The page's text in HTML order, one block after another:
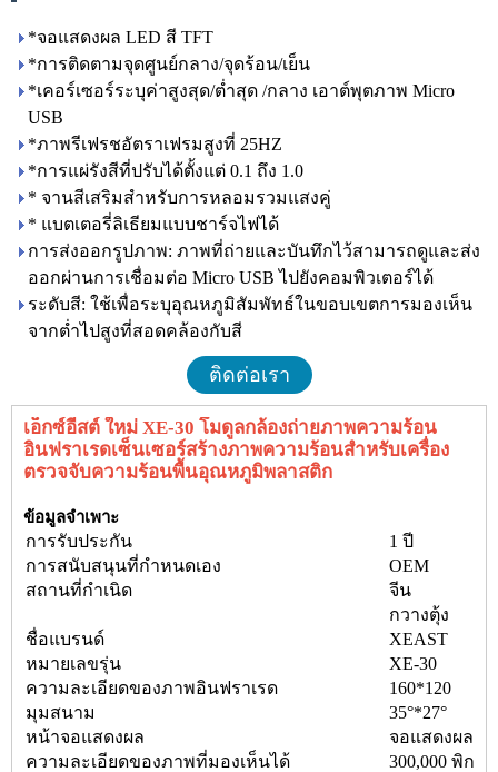
*จอแสดงผล LED สี TFT
*การติดตามจุดศูนย์กลาง/จุดร้อน/เย็น
*เคอร์เซอร์ระบุค่าสูงสุด/ต่ำสุด /กลาง เอาต์พุตภาพ Micro
USB
*ภาพรีเฟรชอัตราเฟรมสูงที่ 25HZ
*การแผ่รังสีที่ปรับได้ตั้งแต่ 0.1 ถึง 1.0
* จานสีเสริมสำหรับการหลอมรวมแสงคู่
* แบตเตอรี่ลิเธียมแบบชาร์จไฟได้
การส่งออกรูปภาพ: ภาพที่ถ่ายและบันทึกไว้สามารถดูและส่ง
ออกผ่านการเชื่อมต่อ Micro USB ไปยังคอมพิวเตอร์ได้
ระดับสี: ใช้เพื่อระบุอุณหภูมิสัมพัทธ์ในขอบเขตการมองเห็น
จากต่ำไปสูงที่สอดคล้องกับสี
ติดต่อเรา
เอ็กซ์อีสต์ ใหม่ XE-30 โมดูลกล้องถ่ายภาพความร้อน
อินฟราเรดเซ็นเซอร์สร้างภาพความร้อนสำหรับเครื่อง
ตรวจจับความร้อนพื้นอุณหภูมิพลาสติก
ข้อมูลจำเพาะ
การรับประกัน
1 ปี
การสนับสนุนที่กำหนดเอง
OEM
สถานที่กำเนิด
จีน
กวางตุ้ง
ชื่อแบรนด์
XEAST
หมายเลขรุ่น
XE-30
ความละเอียดของภาพอินฟราเรด
160*120
มุมสนาม
35°*27°
หน้าจอแสดงผล
จอแสดงผลสี
ความละเอียดของภาพที่มองเห็นได้
300,000 พิกเซ